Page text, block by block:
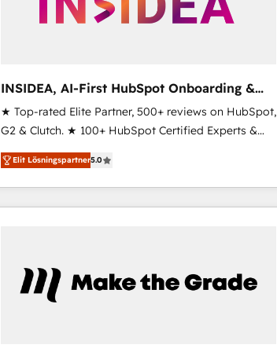
INSIDEA, AI-First HubSpot Onboarding &
RevOps
★ Top-rated Elite Partner, 500+ reviews on HubSpot,
G2 & Clutch. ★ 100+ HubSpot Certified Experts &
Trainers across the team ★ 1,500+ implementations
across five continents ★ AI-First, RevOps-led,
Onboarding obsessed ★ Company of the Year
2024/25 INSIDEA helps growing companies turn
your time zone. What we do ➤ Onboarding: Live in
weeks, with workflows built around your business,
Elit Lösningspartner5.0